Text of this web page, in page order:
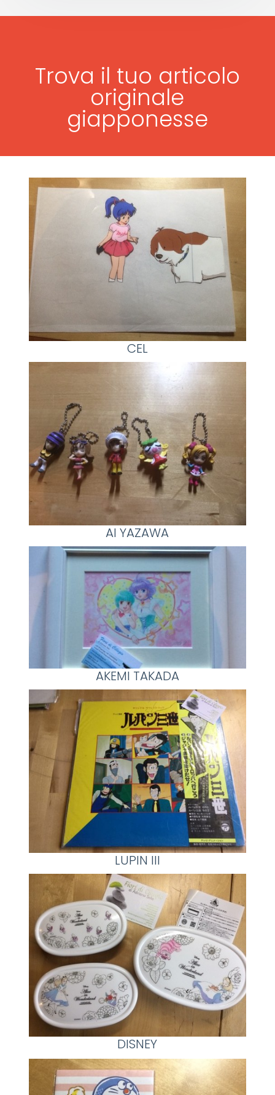
Trova il tuo articolo
originale
giapponesse
CEL
AI YAZAWA
AKEMI TAKADA
LUPIN III
DISNEY